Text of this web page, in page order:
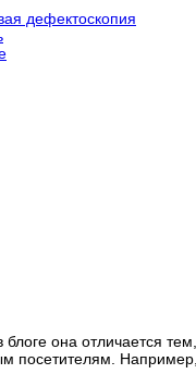
дефектоскопия
она отличается
посетителям.